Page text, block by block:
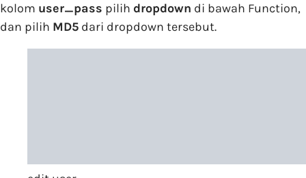
kolom user_pass pilih dropdown di bawah Function,
dan pilih MD5 dari dropdown tersebut.